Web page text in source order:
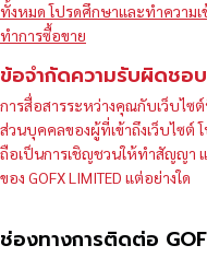
ทั้งหมด โปรดศึกษาและทำความเ
ทำการซื้อขาย
ข้อจำกัดความรับผิดชอ
การสื่อสารระหว่างคุณกับเว็บไซ
ส่วนบุคคลของผู้ที่เข้าถึงเว็บไซต์
ถือเป็นการเชิญชวนให้ทำสัญญา
ของ GOFX LIMITED แต่อย่างใด
ช่องทางการติดต่อ